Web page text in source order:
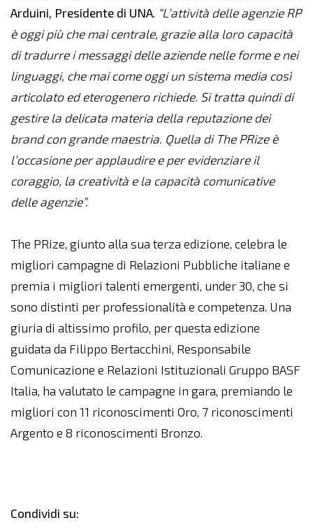
Arduini, Presidente di UNA. “L’attività delle agenzie RP
è oggi più che mai centrale, grazie alla loro capacità
di tradurre i messaggi delle aziende nelle forme e nei
linguaggi, che mai come oggi un sistema media così
articolato ed eterogenero richiede. Si tratta quindi di
gestire la delicata materia della reputazione dei
brand con grande maestria. Quella di The PRize è
l’occasione per applaudire e per evidenziare il
coraggio, la creatività e la capacità comunicative
delle agenzie”.
The PRize, giunto alla sua terza edizione, celebra le
migliori campagne di Relazioni Pubbliche italiane e
premia i migliori talenti emergenti, under 30, che si
sono distinti per professionalità e competenza. Una
giuria di altissimo profilo, per questa edizione
guidata da Filippo Bertacchini, Responsabile
Comunicazione e Relazioni Istituzionali Gruppo BASF
Italia, ha valutato le campagne in gara, premiando le
migliori con 11 riconoscimenti Oro, 7 riconoscimenti
Argento e 8 riconoscimenti Bronzo.
Condividi su: